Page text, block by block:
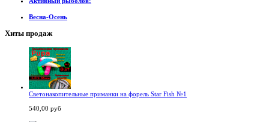
Весна-Осень
Хиты продаж
Светонакопительные приманки на форель Star Fish №1
540,00 руб